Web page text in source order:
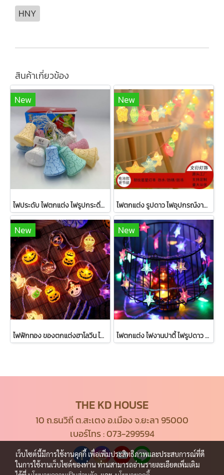
HNY
สินค้าเกี่ยวข้อง
New
ไฟประดับ ไฟตกแต่ง ไฟรูปกระดิ่ง ความยาว 2 เมตร พร้อมส่ง
New
ไฟตกแต่ง รูปดาว ไฟอุปกรณ์งานปาตี้ ความยาว 3 เมตร พร้อมส่ง
New
ไฟฟักทอง ของตกแต่งฮาโลวีน ไฟประดับ พร้อมส่ง
New
ไฟตกแต่ง ไฟงานปาตี้ ไฟรูปดาว ความยาว 3 เมตร และ 1.5 เมตร
THE KD HOUSE
10 ถ.ธนวิถี ต.สะเตง อ.เมือง จ.ยะลา 95000
เบอร์โทร :073-299594
เว็บไซต์นี้มีการใช้งานคุกกี้ เพื่อเพิ่มประสิทธิภาพและประสบการณ์ที่ดี
ในการใช้งานเว็บไซต์ของท่าน ท่านสามารถอ่านรายละเอียดเพิ่มเติม